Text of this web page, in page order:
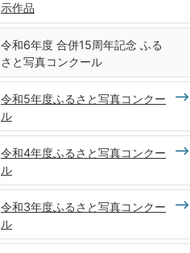
示作品
令和6年度 合併15周年記念 ふる
さと写真コンクール
令和5年度ふるさと写真コンクー
ル
令和4年度ふるさと写真コンクー
ル
令和3年度ふるさと写真コンクー
ル